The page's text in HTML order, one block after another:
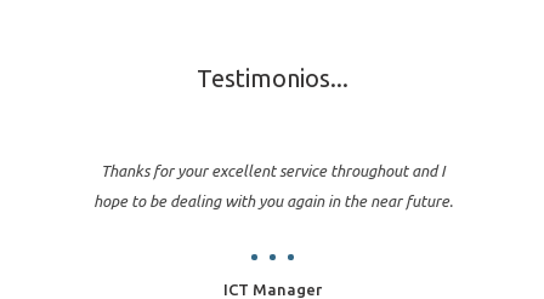
Testimonios...
Thanks for your excellent service throughout and I
hope to be dealing with you again in the near future.
ICT Manager